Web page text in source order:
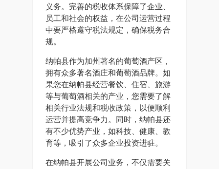
义务。完善的税收体系保障了企业、
员工和社会的权益，在公司运营过程
中要严格遵守税法规定，确保税务合
规。
纳帕县作为加州著名的葡萄酒产区，
拥有众多著名酒庄和葡萄酒品牌。如
果您在纳帕县经营餐饮、住宿、旅游
等与葡萄酒相关的产业，您需要了解
相关行业法规和税收政策，以便顺利
运营并提高竞争力。同时，纳帕县还
有不少优势产业，如科技、健康、教
育等，吸引了众多企业投资进驻。
在纳帕县开展公司业务，不仅需要关